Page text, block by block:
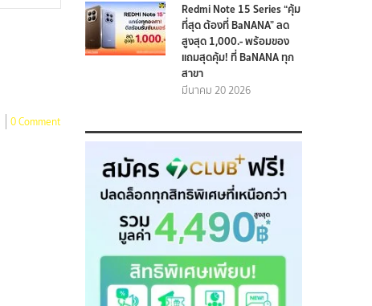
0 Comment
Redmi Note 15 Series “คุ้ม
ที่สุด ต้องที่ BaNANA” ลด
สูงสุด 1,000.- พร้อมของ
แถมสุดคุ้ม! ที่ BaNANA ทุก
สาขา
มีนาคม 20 2026